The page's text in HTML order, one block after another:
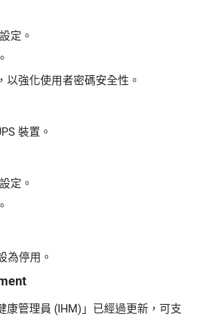
定。
以強化使用者密碼安全性。
裝置。
定。
為停用。
康管理員 (IHM)」已經過更新，可支